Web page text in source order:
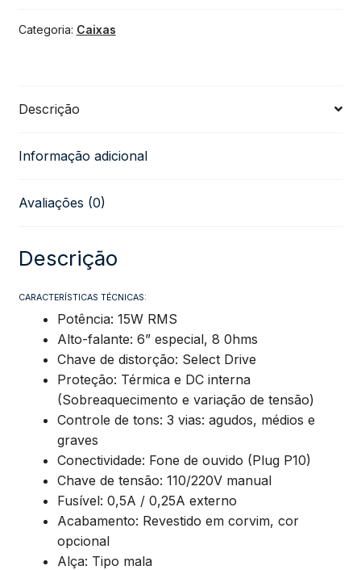
De
Maxx
15
Mackintec
-
(Estados
Unidos)
quantidade
Categoria: Caixas
Descrição
Informação adicional
Avaliações (0)
Descrição
CARACTERÍSTICAS TÉCNICAS:
Potência: 15W RMS
Alto-falante: 6” especial, 8 0hms
Chave de distorção: Select Drive
Proteção: Térmica e DC interna
(Sobreaquecimento e variação de tensão)
Controle de tons: 3 vias: agudos, médios e
graves
Conectividade: Fone de ouvido (Plug P10)
Chave de tensão: 110/220V manual
Fusível: 0,5A / 0,25A externo
Acabamento: Revestido em corvim, cor
opcional
Alça: Tipo mala